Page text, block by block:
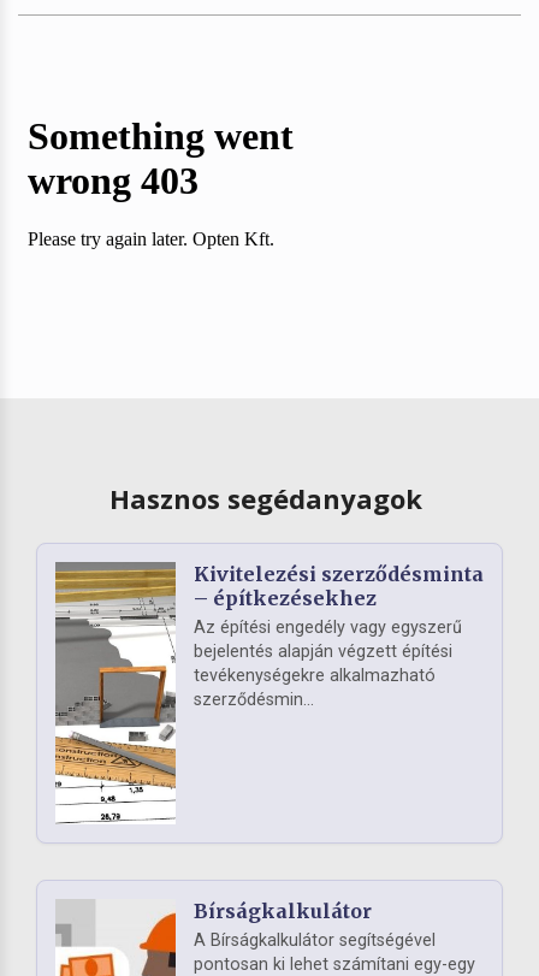
Hasznos segédanyagok
Kivitelezési szerződésminta
– építkezésekhez
Az építési engedély vagy egyszerű
bejelentés alapján végzett építési
tevékenységekre alkalmazható
szerződésmin...
Bírságkalkulátor
A Bírságkalkulátor segítségével
pontosan ki lehet számítani egy-egy